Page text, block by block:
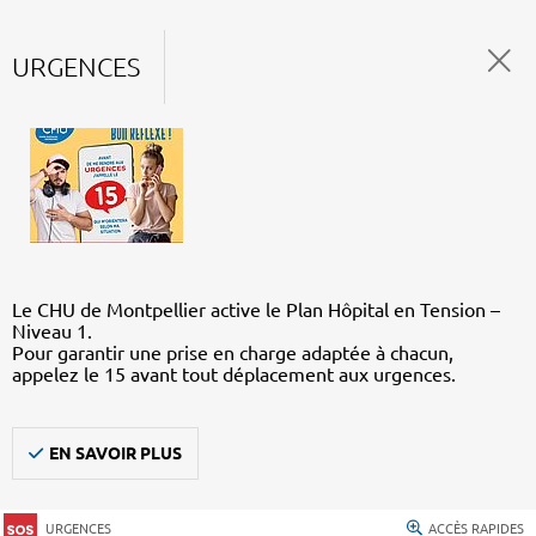
URGENCES
Le CHU de Montpellier active le Plan Hôpital en Tension –
Niveau 1.
Pour garantir une prise en charge adaptée à chacun,
appelez le 15 avant tout déplacement aux urgences.
EN SAVOIR PLUS
URGENCES ACCÈS RAPIDES